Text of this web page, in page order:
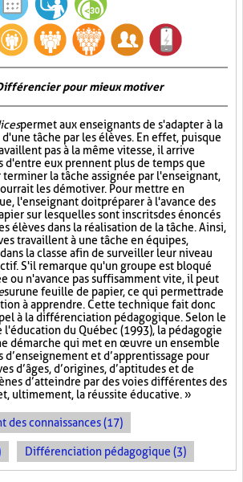
pour mieux motiver
permet aux enseignants de s'adapter à la
tâche par les élèves. En effet, puisque
pas à la même vitesse, il arrive
d'entre eux prennent plus de temps que
la tâche assignée par l'enseignant,
les démotiver. Pour mettre en
l'enseignant doit préparer à l'avance des
sur lesquelles sont inscrits des énoncés
élèves dans la réalisation de la tâche. Ainsi,
travaillent à une tâche en équipes,
la classe afin de surveiller leur niveau
S'il remarque qu'un groupe est bloqué
ou n'avance pas suffisamment vite, il peut
surune feuille de papier, ce qui permettra de
à apprendre. Cette technique fait donc
à la différenciation pédagogique. Selon le
l'éducation du Québec (1993), la pédagogie
démarche qui met en œuvre un ensemble
et d’apprentissage pour
d’âges, d’origines, d’aptitudes et de
d’atteindre par des voies différentes des
ultimement, la réussite éducative. »
des connaissances (17)
Différenciation pédagogique (3)